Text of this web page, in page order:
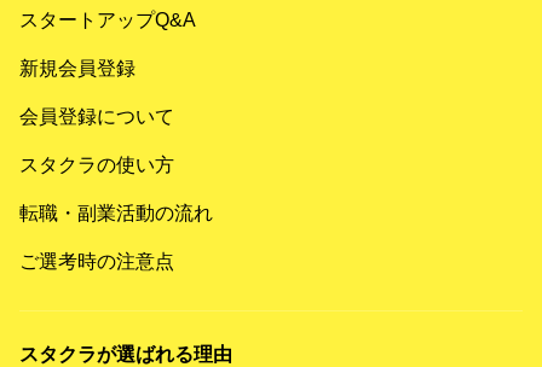
スタートアップQ&A
新規会員登録
会員登録について
スタクラの使い方
転職・副業活動の流れ
ご選考時の注意点
スタクラが選ばれる理由